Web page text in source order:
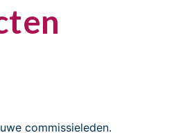
commissieleden.